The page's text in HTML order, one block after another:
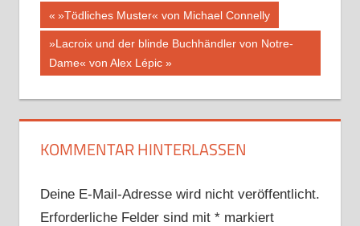
Beitragsnavigation
Vorheriger
Beitrag:
»Tödliches Muster« von Michael Connelly
Nächster
Beitrag:
»Lacroix und der blinde Buchhändler von Notre-
Dame« von Alex Lépic
KOMMENTAR HINTERLASSEN
Deine E-Mail-Adresse wird nicht veröffentlicht.
Erforderliche Felder sind mit *markiert